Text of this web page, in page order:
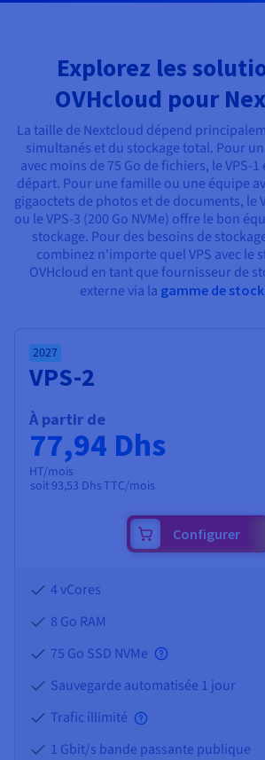
Documentation
Roadmap & Changelog
Explorez les
OVHcloud pour
La taille de Nextcloud dépend
simultanés et du stockage total. Pour
avec moins de 75 Go de fichiers, le VPS-
départ. Pour une famille ou une équipe
gigaoctets de photos et de documents, le
ou le VPS-3 (200 Go NVMe) offre le bon
stockage. Pour des besoins de
combinez n'importe quel VPS avec le
OVHcloud en tant que fournisseur de
externe via la gamme de
2027
VPS-2
À partir de
77,94 Dhs
HT/mois
soit 93,53 DhsTTC/mois
Configurer
4 vCores
8 Go RAM
75 Go SSD NVMe
Sauvegarde automatisée 1 jour
Trafic illimité
1 Gbit/s bande passante publique